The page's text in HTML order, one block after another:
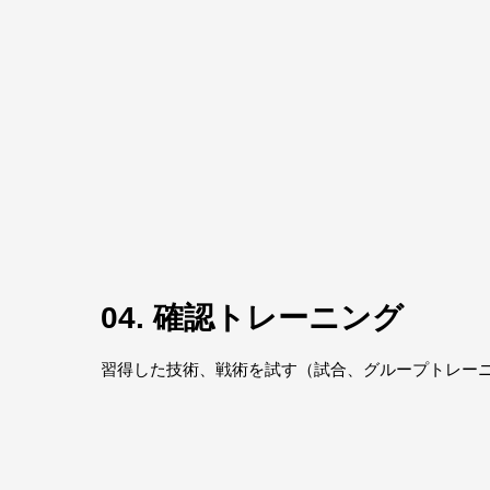
04. 確認トレーニング
習得した技術、戦術を試す（試合、グループトレー